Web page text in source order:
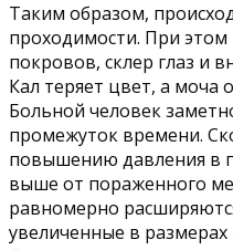
Таким образом,
проходимости. При
покровов, склер глаз и
Кал теряет цвет, а моча
Больной человек
промежуток времени.
повышению давления в
выше от пораженного
равномерно
увеличенные в